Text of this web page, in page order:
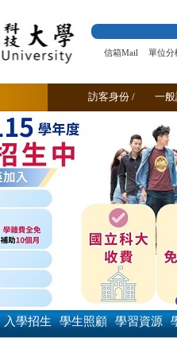
信箱Mail 單位分
訪客身份 / 一
入學招生 學生照顧 學習資源